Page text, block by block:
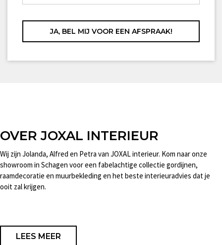
OVER JOXAL INTERIEUR
Wij zijn Jolanda, Alfred en Petra van JOXAL interieur. Kom naar onze
showroom in Schagen voor een fabelachtige collectie gordijnen,
raamdecoratie en muurbekleding en het beste interieuradvies dat je
ooit zal krijgen.
LEES MEER